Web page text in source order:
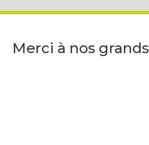
Merci à nos